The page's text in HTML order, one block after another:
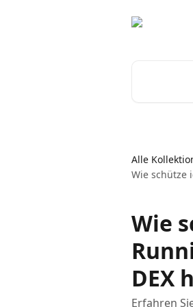
Alle
Wie schütze
Wie
DEX
Erfahren